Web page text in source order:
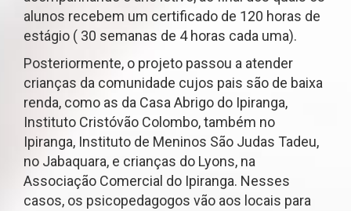
alunos recebem um certificado de 120 horas de
estágio ( 30 semanas de 4 horas cada uma).
Posteriormente, o projeto passou a atender
crianças da comunidade cujos pais são de baixa
renda, como as da Casa Abrigo do Ipiranga,
Instituto Cristóvão Colombo, também no
Ipiranga, Instituto de Meninos São Judas Tadeu,
no Jabaquara, e crianças do Lyons, na
Associação Comercial do Ipiranga. Nesses
casos, os psicopedagogos vão aos locais para